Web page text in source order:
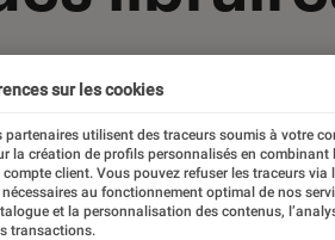
Loisirs & vie pratique
sur les cookies
partenaires utilisent des traceurs soumis à votre
la création de profils personnalisés en
compte client. Vous pouvez refuser les traceurs
au fonctionnement optimal de nos
et la personnalisation des contenus,
transactions.